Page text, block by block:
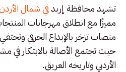
تشهد محافظة إربدفي شمال
مميزًا مع انطلاق مهرجانات
منصات تزخر بالإبداع الحرفي
حيث تجتمع الأصالة بالابتكار
الأردني وتاريخه العريق.